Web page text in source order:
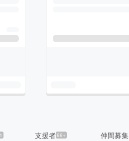
1 支援者99+ 仲間募集